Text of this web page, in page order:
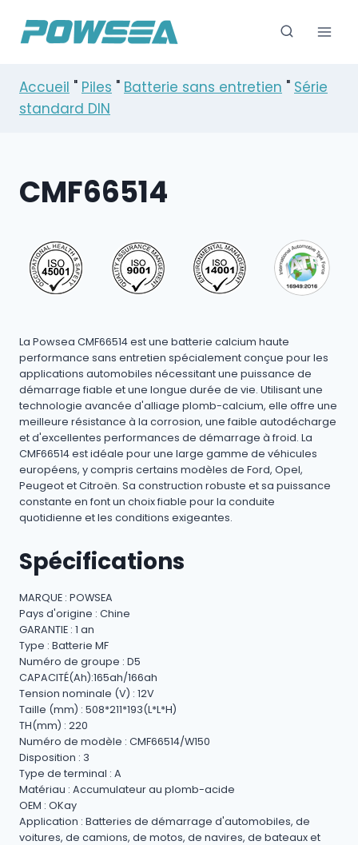
Accueil " Piles " Batterie sans entretien " Série
standard DIN
CMF66514
La Powsea CMF66514 est une batterie calcium haute
performance sans entretien spécialement conçue pour les
applications automobiles nécessitant une puissance de
démarrage fiable et une longue durée de vie. Utilisant une
technologie avancée d'alliage plomb-calcium, elle offre une
meilleure résistance à la corrosion, une faible autodécharge
et d'excellentes performances de démarrage à froid. La
CMF66514 est idéale pour une large gamme de véhicules
européens, y compris certains modèles de Ford, Opel,
Peugeot et Citroën. Sa construction robuste et sa puissance
constante en font un choix fiable pour la conduite
quotidienne et les conditions exigeantes.
Spécifications
MARQUE : POWSEA
Pays d'origine : Chine
GARANTIE : 1 an
Type : Batterie MF
Numéro de groupe : D5
CAPACITÉ(Ah):165ah/166ah
Tension nominale (V) : 12V
Taille (mm) : 508*211*193(L*L*H)
TH(mm) : 220
Numéro de modèle : CMF66514/W150
Disposition : 3
Type de terminal : A
Matériau : Accumulateur au plomb-acide
OEM : OKay
Application : Batteries de démarrage d'automobiles, de
voitures, de camions, de motos, de navires, de bateaux et